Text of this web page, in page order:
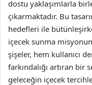
dostu yaklaşımlarla
çıkarmaktadır. Bu
hedefleri ile
içecek sunma
şişeler, hem kullanıcı
farkındalığı artıran bir
geleceğin içecek